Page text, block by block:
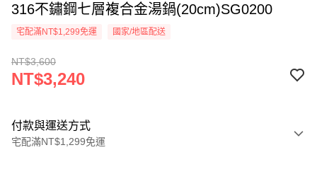
316不鏽鋼七層複合金湯鍋(20cm)SG0200
宅配滿NT$1,299免運 國家/地區配送
NT$3,600
NT$3,240
付款與運送方式
宅配滿NT$1,299免運